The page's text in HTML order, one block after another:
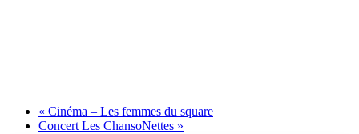
« Cinéma – Les femmes du square
Concert Les ChansoNettes »